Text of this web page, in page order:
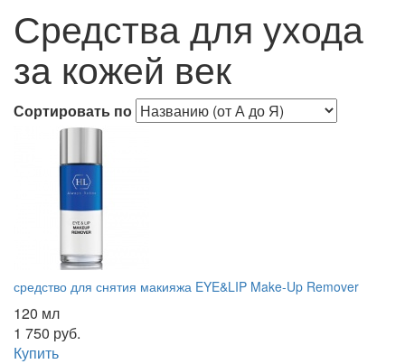
Средства для ухода
за кожей век
Сортировать по
средство для снятия макияжа EYE&LIP Make-Up Remover
120 мл
1 750 руб.
Купить